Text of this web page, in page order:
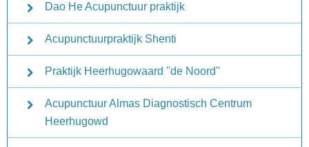
Dao He Acupunctuur praktijk
Acupunctuurpraktijk Shenti
Praktijk Heerhugowaard ''de Noord''
Acupunctuur Almas Diagnostisch Centrum
Heerhugowd